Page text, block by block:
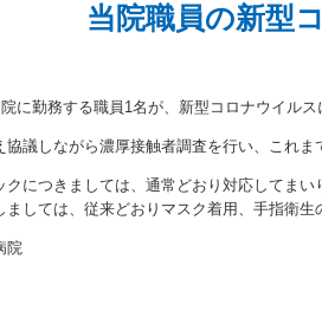
当院職員の新型
に勤務する職員1名が、新型コロナウイル
協議しながら濃厚接触者調査を行い、これ
につきましては、通常どおり対応してまい
ましては、従来どおりマスク着用、手指衛生
院